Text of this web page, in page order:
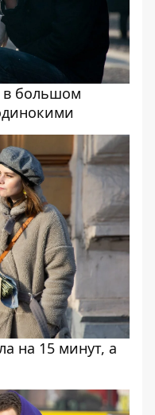
большом
на 15 минут, а